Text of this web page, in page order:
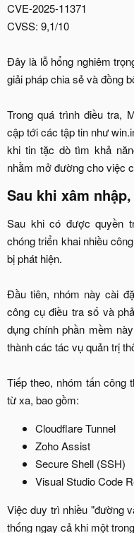
CVE-2025-11371
CVSS: 9,1/10
Đây là lỗ hổng nghiêm
giải pháp chia sẻ và đồng
Trong quá trình điều tra,
cập tới các tập tin như
khi tin tặc dò tìm khả
nhằm mở đường cho việc
Sau khi xâm
Sau khi có được quyền
chóng triển khai nhiều
bị phát hiện.
Đầu tiên, nhóm này cài
công cụ điều tra số và
dụng chính phần mềm
thành các tác vụ quản trị
Tiếp theo, nhóm tấn công
từ xa, bao gồm:​
Cloudflare Tunnel​
Zoho Assist​
Secure Shell (SSH)​
Visual Studio Code
Việc duy trì nhiều "đường
thống ngay cả khi một